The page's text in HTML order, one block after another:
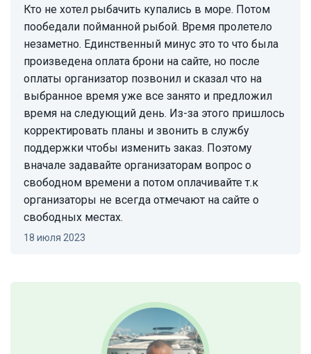
Кто не хотел рыбачить купались в море. Потом
пообедали пойманной рыбой. Время пролетело
незаметно. Единственный минус это то что была
произведена оплата брони на сайте, но после
оплаты организатор позвонил и сказал что на
выбранное время уже все занято и предложил
время на следующий день. Из-за этого пришлось
корректировать планы и звонить в службу
поддержки чтобы изменить заказ. Поэтому
вначале задавайте организаторам вопрос о
свободном времени а потом оплачивайте т.к
организаторы не всегда отмечают на сайте о
свободных местах.
18 июля 2023